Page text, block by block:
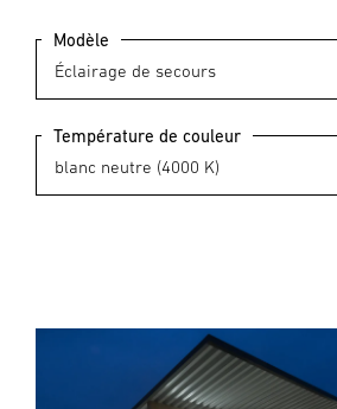
Modèle
Température de couleur